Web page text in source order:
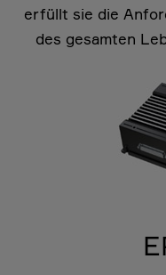
erfüllt sie die
des gesamten